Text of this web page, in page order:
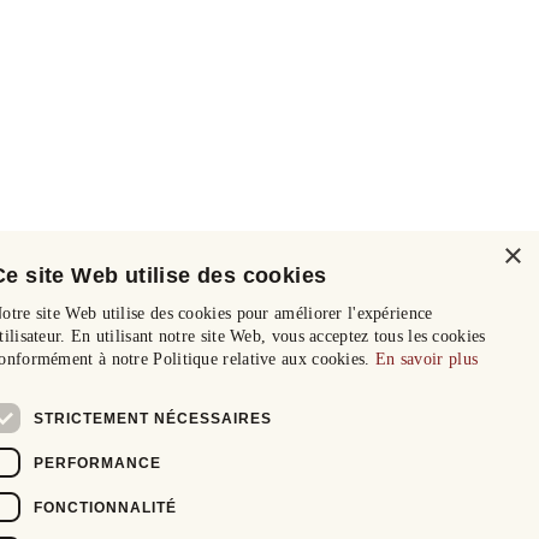
×
site Web utilise des cookies
site Web utilise des cookies pour améliorer l'expérience
En utilisant notre site Web, vous acceptez tous les cookies
à notre Politique relative aux cookies. En savoir plus
STRICTEMENT NÉCESSAIRES
PERFORMANCE
FONCTIONNALITÉ